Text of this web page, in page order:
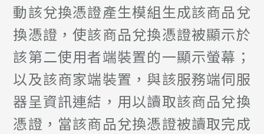
動該兌換憑證產生模組生成該商品兌
換憑證，使該商品兌換憑證被顯示於
該第二使用者端裝置的一顯示螢幕；
以及該商家端裝置，與該服務端伺服
器呈資訊連結，用以讀取該商品兌換
憑證，當該商品兌換憑證被讀取完成